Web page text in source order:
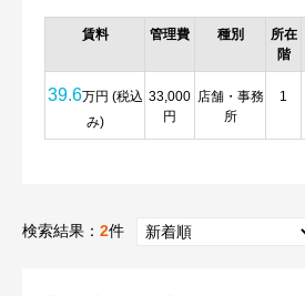
賃料 管理費 種別
所在
階
39.6万円 (税込
み)
33,000
円
店舗・事務
所
1
検索結果： 2件